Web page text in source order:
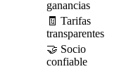
ganancias
🧾 Tarifas
transparentes
🤝 Socio
confiable